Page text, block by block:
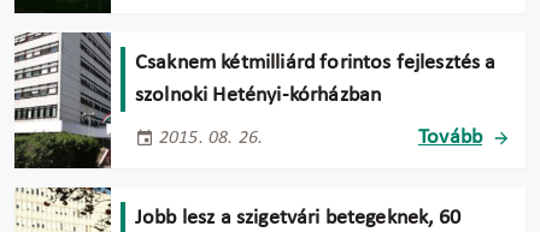
Csaknem kétmilliárd forintos fejlesztés a
szolnoki Hetényi-kórházban
2015. 08. 26. Tovább
Jobb lesz a szigetvári betegeknek, 60